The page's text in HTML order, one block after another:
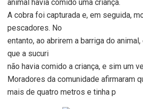
animal havia comido uma criança.
A cobra foi capturada e, em seguida,
pescadores. No
entanto, ao abrirem a barriga do
que a sucuri
não havia comido a criança, e sim um
Moradores da comunidade afirmaram
mais de quatro metros e tinha p